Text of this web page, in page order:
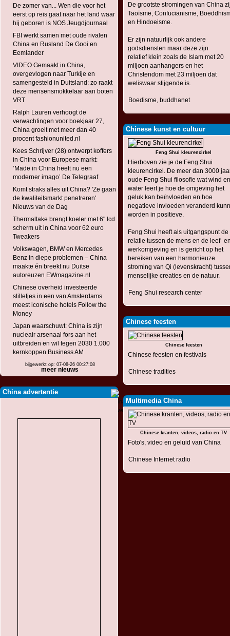
De zomer van... Wen die voor het
eerst op reis gaat naar het land waar
hij geboren is NOS Jeugdjournaal
FBI werkt samen met oude rivalen
China en Rusland De Gooi en
Eemlander
VIDEO Gemaakt in China,
overgevlogen naar Turkije en
samengesteld in Duitsland: zo raakt
deze mensensmokkelaar aan boten
VRT
Ralph Lauren verhoogt de
verwachtingen voor boekjaar 27,
China groeit met meer dan 40
procent fashionunited.nl
Kees Schrijver (28) ontwerpt koffers
in China voor Europese markt:
’Made in China heeft nu een
moderner imago’ De Telegraaf
Komt straks alles uit China? 'Ze gaan
de kwaliteitsmarkt penetreren'
Nieuws van de Dag
Thermaltake brengt koeler met 6" lcd
scherm uit in China voor 62 euro
Tweakers
Volkswagen, BMW en Mercedes
Benz in diepe problemen – China
maakte én breekt nu Duitse
autoreuzen EWmagazine.nl
Chinese overheid investeerde
stilletjes in een van Amsterdams
meest iconische hotels Follow the
Money
Japan waarschuwt: China is zijn
nucleair arsenaal fors aan het
uitbreiden en wil tegen 2030 1.000
kernkoppen Business AM
bijgewerkt op: 07-08-26 00:27:08
meer nieuws
China advertentie
De grootste stromingen van China
Taoïsme, Confucianisme,
en Hindoeisme.
Er zijn natuurlijk ook andere
godsdiensten maar deze zijn
relatief klein zoals de Islam met 20
miljoen aanhangers en het
Christendom met 23 miljoen dat
weliswaar stijgende is.
Boedisme, buddhanet
Chinese kunst en cultuur
Feng Shui kleurencirkel
Hierboven zie je de Feng Shui
kleurencirkel. De meer dan 3000
oude Feng Shui filosofie wat wind en
water leert je hoe de omgeving het
geluk kan beïnvloeden en hoe
negatieve invloeden veranderd
worden in positieve.
Feng Shui heeft als uitgangspunt de
relatie tussen de mens en de leef-
werkomgeving en is gericht op het
bereiken van een harmonieuze
stroming van Qi (levenskracht)
menselijke creaties en de natuur.
Feng Shui research center
Chinese feesten
Chinese feesten
Chinese feesten en festivals
Chinese tradities
Multimedia China
Chinese kranten, videos, radio en TV
Foto's, video en geluid van China
Chinese Internet radio